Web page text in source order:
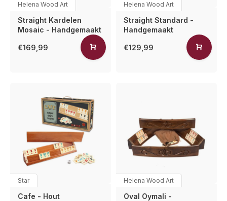
Helena Wood Art
Straight Kardelen
Mosaic - Handgemaakt
€169,99
Helena Wood Art
Straight Standard -
Handgemaakt
€129,99
Star
Cafe - Hout
Helena Wood Art
Oval Oymali -